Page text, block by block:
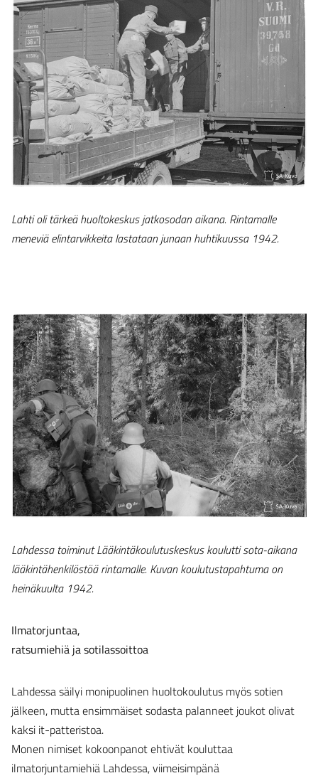
Lahti oli tärkeä huoltokeskus jatkosodan aikana. Rintamalle
meneviä elintarvikkeita lastataan junaan huhtikuussa 1942.
Lahdessa toiminut Lääkintäkoulutuskeskus koulutti sota-aikana
lääkintähenkilöstöä rintamalle. Kuvan koulutustapahtuma on
heinäkuulta 1942.
Ilmatorjuntaa,
ratsumiehiä ja sotilassoittoa
Lahdessa säilyi monipuolinen huoltokoulutus myös sotien
jälkeen, mutta ensimmäiset sodasta palanneet joukot olivat
kaksi it-patteristoa.
Monen nimiset kokoonpanot ehtivät kouluttaa
ilmatorjuntamiehiä Lahdessa, viimeisimpänä